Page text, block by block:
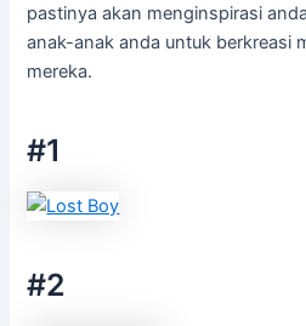
pastinya akan menginspirasi
anak-anak anda untuk berkreasi
mereka.
#1
#2